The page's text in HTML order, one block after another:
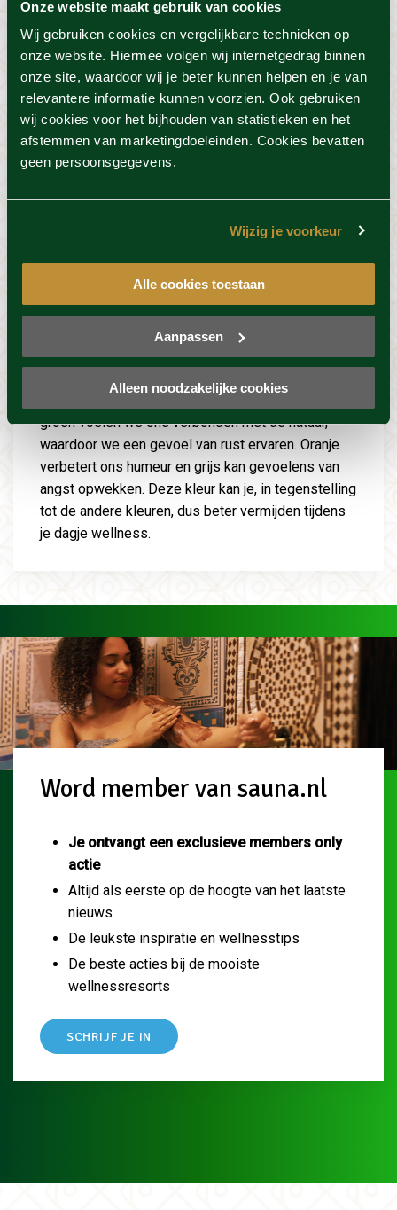
Onze website maakt gebruik van cookies
Wij gebruiken cookies en vergelijkbare technieken op
onze website. Hiermee volgen wij internetgedrag binnen
onze site, waardoor wij je beter kunnen helpen en je van
relevantere informatie kunnen voorzien. Ook gebruiken
wij cookies voor het bijhouden van statistieken en het
afstemmen van marketingdoeleinden. Cookies bevatten
geen persoonsgegevens.
Wijzig je voorkeur
Alle cookies toestaan
Aanpassen
Alleen noodzakelijke cookies
precies hiervoor bedoeld, neem plaats en geniet
van het schouwspel.
Associaties met kleur
Iedere kleur heeft een andere invloed op ons
zorgt voor energie en blijdschap. Door de kleur
groen voelen we ons verbonden met de natuur,
waardoor we een gevoel van rust ervaren. Oranje
verbetert ons humeur en grijs kan gevoelens van
angst opwekken. Deze kleur kan je, in tegenstelling
tot de andere kleuren, dus beter vermijden tijdens
je dagje wellness.
Word member van sauna.nl
Je ontvangt een exclusieve members only
actie
Altijd als eerste op de hoogte van het laatste
nieuws
De leukste inspiratie en wellnesstips
De beste acties bij de mooiste
wellnessresorts
SCHRIJF JE IN